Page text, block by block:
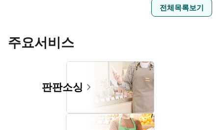
전체목록보기
주요서비스
판판소싱